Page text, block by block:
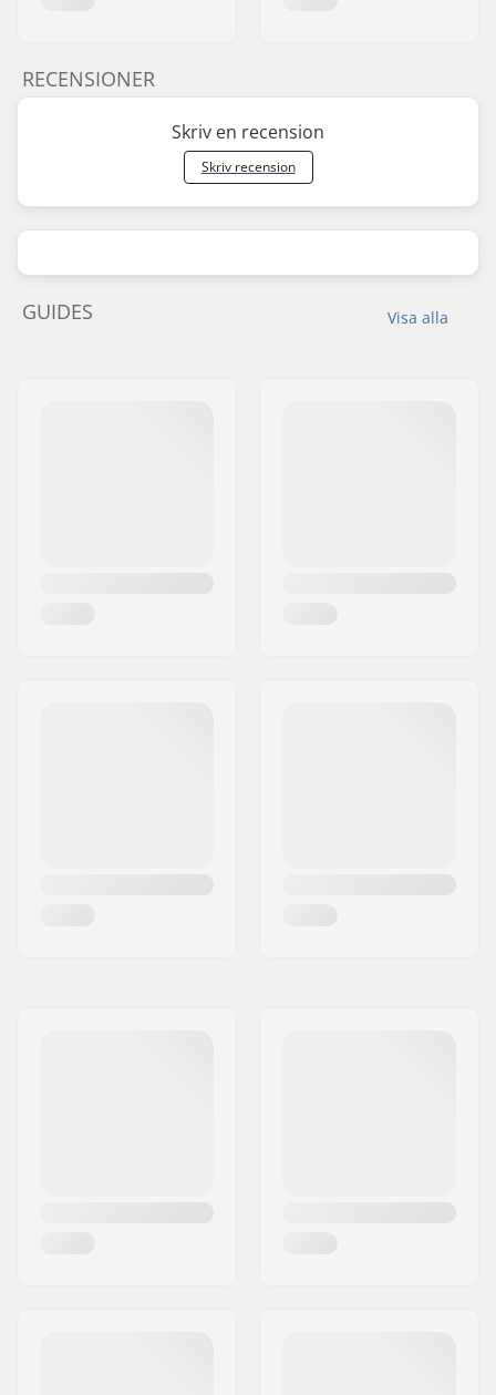
RECENSIONER
Skriv en recension
Skriv recension
Visa alla
GUIDES